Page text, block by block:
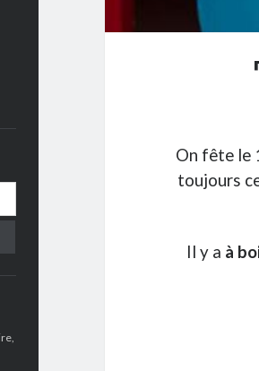
On fête le
toujours
Il y a à